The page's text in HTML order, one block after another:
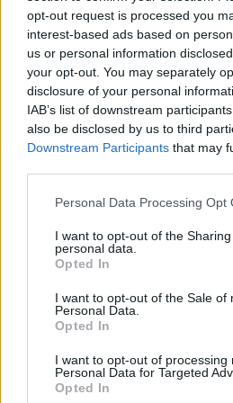
opt-out request is processed you
interest-based ads based on
us or personal information
your opt-out. You may separately
disclosure of your personal
IAB’s list of downstream
also be disclosed by us to third
Downstream Participants that may
Personal Data Processing Opt
I want to opt-out of the
personal data.
Opted In
I want to opt-out of the Sale of
Personal Data.
Opted In
I want to opt-out of processing
Personal Data for Targeted
Opted In
Volevamo uno strumento
perfettamente adattato al
gestione di grandi quantità di
guideline di eventi complessi
Mondiali, consentendoci di
informazioni e accelerare i
l’intelligenza artificiale per
Quando si racconta
sempre è facile renderlo
comprensibile. Attraverso
concretamente ciò che
questi strumenti?
«Il rischio esiste se si utilizzano
standardizzati. Per questo
creazione di una piattaforma